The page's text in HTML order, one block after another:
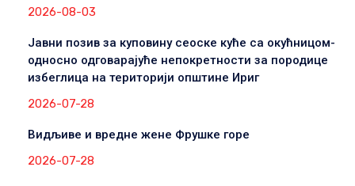
2026-08-03
Јавни позив за куповину сеоске куће са окућницом-
односно одговарајуће непокретности за породице
избеглица на територији општине Ириг
2026-07-28
Видљиве и вредне жене Фрушке горе
2026-07-28